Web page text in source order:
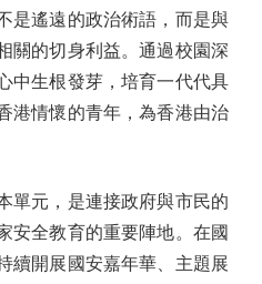
是遙遠的政治術語，而是與
關的切身利益。通過校園深
中生根發芽，培育一代代具
港情懷的青年，為香港由治
元，是連接政府與市民的
安全教育的重要陣地。在國
續開展國安嘉年華、主題展